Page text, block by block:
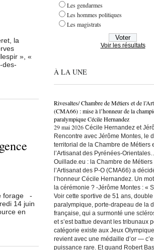
la
», «
des-
forage -
14 juin
en
Les gendarmes
Les hommes politiques
Les magistrats
Voir les résultats
À LA UNE
Rivesaltes/ Chambre de Métiers et de
(CMA66) : mise à l’honneur de la
paralympique Cécile Hernandez
29 mai 2026 Cécile Hernandez et
Rencontre avec Jérôme Montes, le
territorial de la Chambre de Métiers
l’Artisanat des Pyrénées-
Ouillade.eu : la Chambre de Métiers
l’Artisanat des P-O (CMA66) a
l’honneur Cécile Hernandez. Un
la cérémonie ? -Jérôme Montes : «
Voir cette sportive de 51 ans,
paralympique, porte-drapeau de la
française, qui a surmonté une
et s’est battue devant les tribunaux
catégorie existe aux Jeux
revient avec une médaille d’or —
puissance rare. Et quand Robert